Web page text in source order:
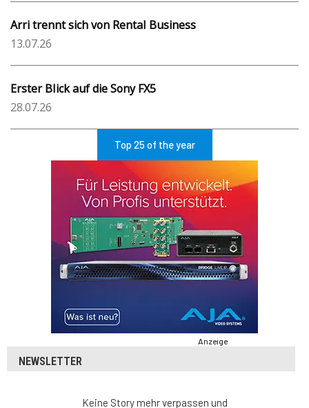
Arri trennt sich von Rental Business
13.07.26
Erster Blick auf die Sony FX5
28.07.26
Top 25 of the year
Anzeige
NEWSLETTER
Keine Story mehr verpassen und